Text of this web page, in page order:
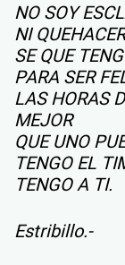
NO SOY
NI
SE QUE
PARA SER
LAS HORAS
MEJOR
QUE UNO
TENGO EL
TENGO A TI.
Estribillo.-